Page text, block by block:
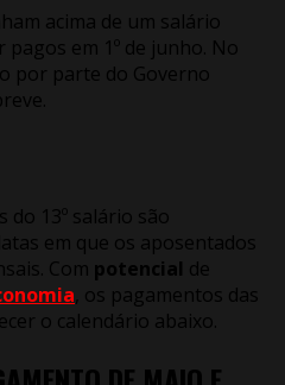
acima de um salário
em 1º de junho. No
por parte do Governo
do 13º salário são
em que os aposentados
Com potencial de
, os pagamentos das
o calendário abaixo.